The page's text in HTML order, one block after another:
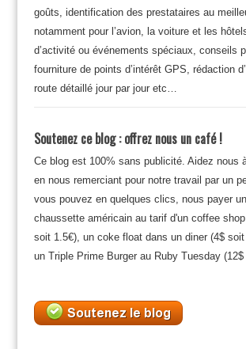
goûts, identification des prestataires au
notamment pour l’avion, la voiture et les
d’activité ou événements spéciaux, conseils
fourniture de points d’intérêt GPS, rédaction
route détaillé jour par jour etc…
Soutenez ce blog : offrez nous un café !
Ce blog est 100% sans publicité. Aidez nous
en nous remerciant pour notre travail par un
vous pouvez en quelques clics, nous payer
chaussette américain au tarif d'un coffee
soit 1.5€), un coke float dans un diner (4$
un Triple Prime Burger au Ruby Tuesday (12$